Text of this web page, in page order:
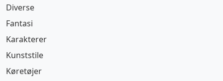
Diverse
Fantasi
Karakterer
Kunststile
Køretøjer